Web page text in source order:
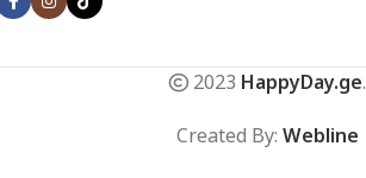
2023 HappyDay.ge.
Created By: Webline